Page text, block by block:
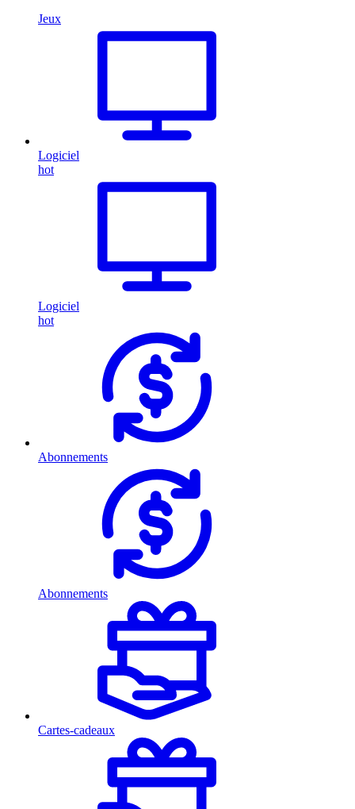
Jeux
Logiciel
hot
Logiciel
hot
Abonnements
Abonnements
Cartes-cadeaux